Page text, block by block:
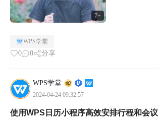
7+
WPS学堂
0 0 分享
WPS学堂
2024-04-24 09:32:57
使用WPS日历小程序高效安排行程和会议